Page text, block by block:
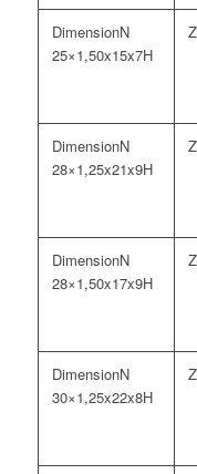
N
25×1,50x15x7H
N
28×1,25x21x9H
N
28×1,50x17x9H
N
30×1,25x22x8H